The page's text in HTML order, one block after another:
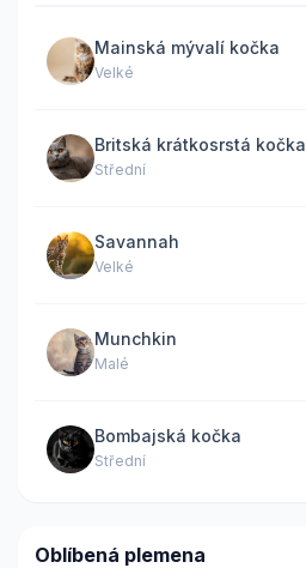
Mainská mývalí kočka
Velké
Britská krátkosrstá kočka
Střední
Savannah
Velké
Munchkin
Malé
Bombajská kočka
Střední
Oblíbená plemena